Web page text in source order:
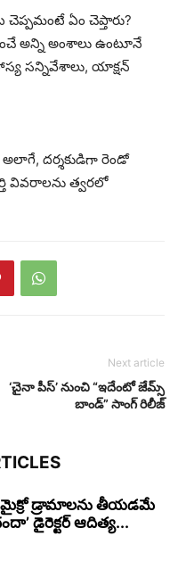
చెప్పమంటే ఏం చెప్తారు?
అన్ని అంశాలు ఉంటూనే
సన్నివేశాలు, యాక్షన్
దర్శకుడిగా రెండో
వివరాలను త్వరలో
Next article
‘చైనా పీస్’ నుంచి “ఇదేంటో జేమ్స్
బాండ్” సాంగ్ రిలీజ్
డ్రామాలను తీయడమే
డైరెక్ట‌ర్ ఆదిత్య...